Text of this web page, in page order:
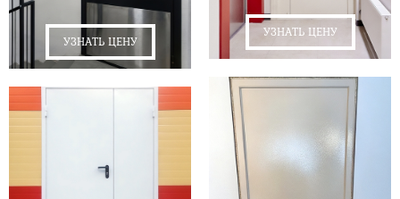
УЗНАТЬ ЦЕНУ
УЗНАТЬ ЦЕНУ